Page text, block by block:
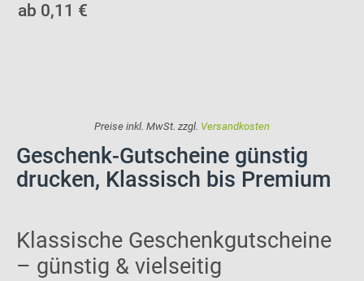
Preise inkl. MwSt. zzgl. Versandkosten
Geschenk-Gutscheine günstig
drucken, Klassisch bis Premium
Klassische Geschenkgutscheine
– günstig & vielseitig
ab 0,11 €